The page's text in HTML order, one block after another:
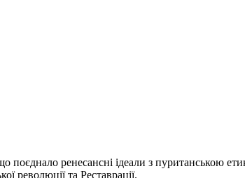
поєднало ренесансні ідеали з пуританською
революції та Реставрації.